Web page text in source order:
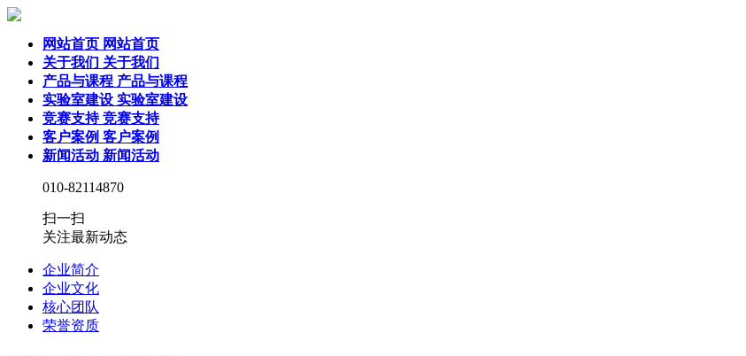
网站首页 网站首页
关于我们 关于我们
产品与课程 产品与课程
实验室建设 实验室建设
竞赛支持 竞赛支持
客户案例 客户案例
新闻活动 新闻活动
010-82114870
扫一扫
关注最新动态
企业简介
企业文化
核心团队
荣誉资质